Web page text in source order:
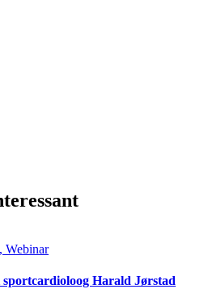
Webinar
Harald Jørstad